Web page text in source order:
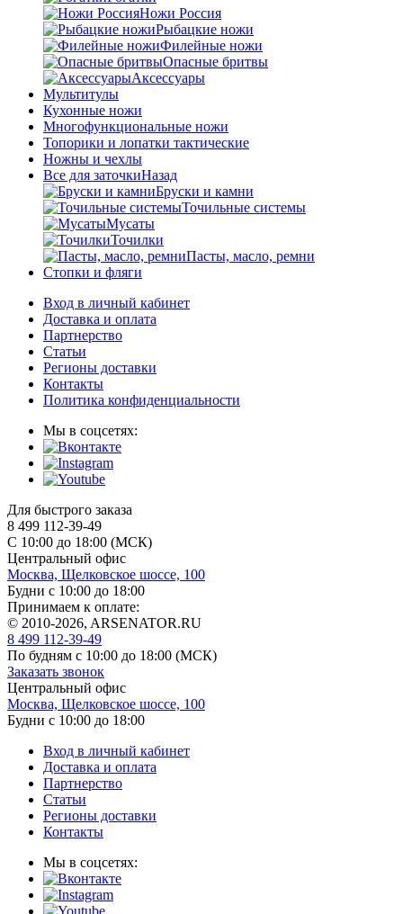
Ножи Россия
Рыбацкие ножи
Филейные ножи
Опасные бритвы
Аксессуары
Мультитулы
Кухонные ножи
Многофункциональные ножи
Топорики и лопатки тактические
Ножны и чехлы
Все для заточкиНазад
Бруски и камни
Точильные системы
Мусаты
Точилки
Пасты, масло, ремни
Стопки и фляги
Вход в личный кабинет
Доставка и оплата
Партнерство
Статьи
Регионы доставки
Контакты
Политика конфиденциальности
Мы в соцсетях:
Для быстрого заказа
8 499 112-39-49
С 10:00 до 18:00 (МСК)
Центральный офис
Москва, Щелковское шоссе, 100
Будни с 10:00 до 18:00
Принимаем к оплате:
© 2010-2026, ARSENATOR.RU
8 499 112-39-49
По будням с 10:00 до 18:00 (МСК)
Заказать звонок
Центральный офис
Москва, Щелковское шоссе, 100
Будни с 10:00 до 18:00
Вход в личный кабинет
Доставка и оплата
Партнерство
Статьи
Регионы доставки
Контакты
Мы в соцсетях: